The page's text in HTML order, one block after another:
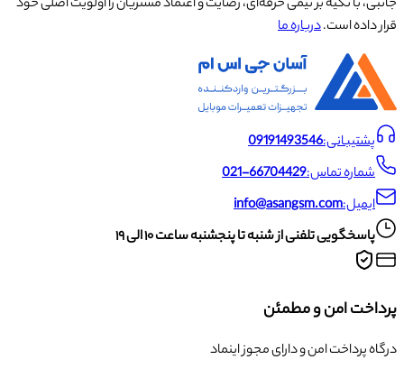
قرار داده است.درباره ما
پشتیبانی:09191493546
شماره تماس:021-66704429
ایمیل:info@asangsm.com
پاسخگویی تلفنی از شنبه تا پنجشنبه ساعت ۱۰ الی ۱۹
پرداخت امن و مطمئن
درگاه پرداخت امن و دارای مجوز اینماد